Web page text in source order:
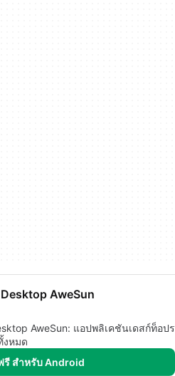
AweSun
AweSun: แอปพลิเคชันเดสก์ท็อปร
งหมด
รี สำหรับ Android